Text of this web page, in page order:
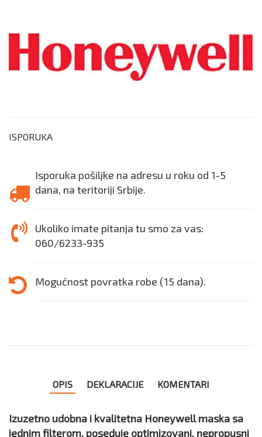
ISPORUKA
Isporuka pošiljke na adresu u roku od 1-5
dana, na teritoriji Srbije.
Ukoliko imate pitanja tu smo za vas:
060/6233-935
Mogućnost povratka robe (15 dana).
OPIS DEKLARACIJE KOMENTARI
Izuzetno udobna i kvalitetna Honeywell maska sa
jednim filterom, poseduje optimizovani, nepropusni